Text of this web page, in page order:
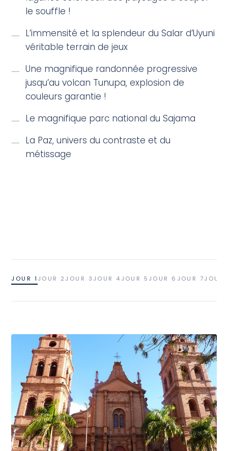
le souffle !
L’immensité et la splendeur du Salar d’Uyuni
véritable terrain de jeux
Une magnifique randonnée progressive
jusqu’au volcan Tunupa, explosion de
couleurs garantie !
Le magnifique parc national du Sajama
La Paz, univers du contraste et du
métissage
JOUR 1 JOUR 2 JOUR 3 JOUR 4 JOUR 5 JOUR 6 JOUR 7JOUR